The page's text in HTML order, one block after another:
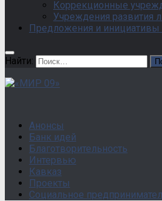
Коррекционные
Учреждения развития
Предложения и
Найти:
Анонсы
Банк идей
Благотворительность
Интервью
Кавказ
Проекты
Социальное